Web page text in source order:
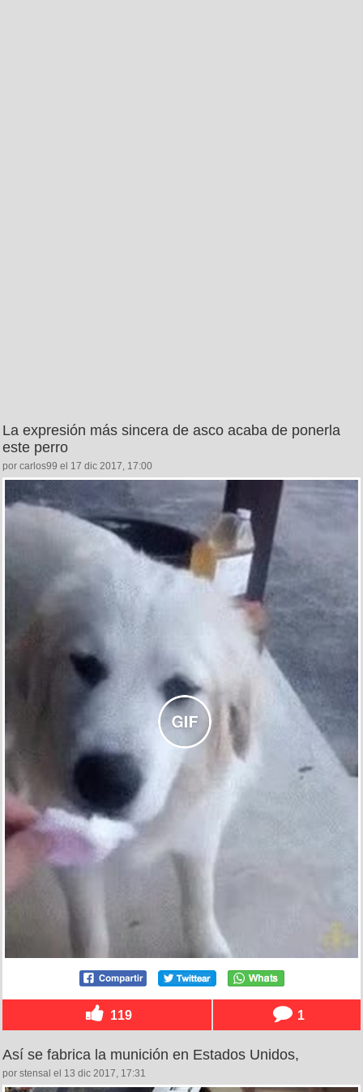
La expresión más sincera de asco acaba de ponerla
este perro
por carlos99 el 17 dic 2017, 17:00
119 1
Así se fabrica la munición en Estados Unidos,
por stensal el 13 dic 2017, 17:31